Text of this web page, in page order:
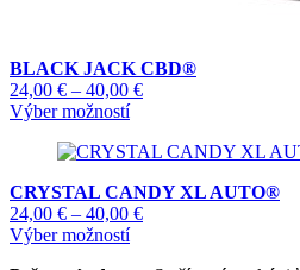
BLACK JACK CBD®
24,00 € – 40,00 €Price
through
Výber možnostíTento
má
variantov.
Možnosti
si
CRYSTAL CANDY XL AUTO®
24,00 € – 40,00 €Price
Výber možnostíTento